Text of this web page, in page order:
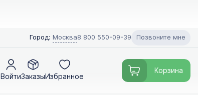
Город: Москва8 800 550-09-39 Позвоните мне
ВойтиЗаказыИзбранное
Корзина